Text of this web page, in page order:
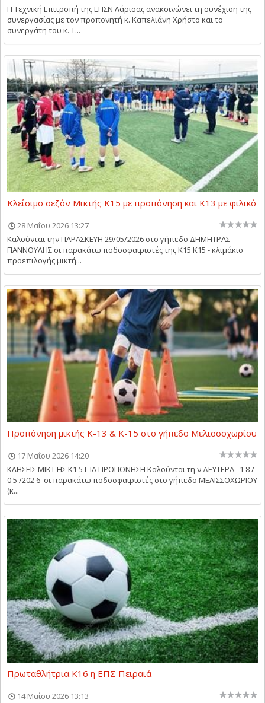
Η Τεχνική Επιτροπή της ΕΠΣΝ Λάρισας ανακοινώνει τη συνέχιση της
συνεργασίας με τον προπονητή κ. Καπελιάνη Χρήστο και το
συνεργάτη του κ. Τ...
Κλείσιμο σεζόν Μικτής Κ15 με προπόνηση και Κ13 με φιλικό
28 Μαΐου 2026 13:27
Καλούνται την ΠΑΡΑΣΚΕΥΗ 29/05/2026 στο γήπεδο ΔΗΜΗΤΡΑΣ
ΓΙΑΝΝΟΥΛΗΣ οι παρακάτω ποδοσφαιριστές της Κ15 Κ15 - κλιμάκιο
προεπιλογής μικτή...
Προπόνηση μικτής Κ-13 & Κ-15 στο γήπεδο Μελισσοχωρίου
17 Μαΐου 2026 14:20
ΚΛΗΣΕΙΣ ΜΙΚΤ ΗΣ Κ1 5 Γ ΙΑ ΠΡΟΠΟΝΗΣΗ Καλούνται τη ν ΔΕΥΤΕΡΑ 1 8 /
0 5 /202 6 οι παρακάτω ποδοσφαιριστές στο γήπεδο ΜΕΛΙΣΣΟΧΩΡΙΟΥ
(κ...
Πρωταθλήτρια Κ16 η ΕΠΣ Πειραιά
14 Μαΐου 2026 13:13